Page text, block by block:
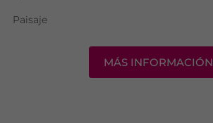
Paisaje
MÁS INFORMACIÓN